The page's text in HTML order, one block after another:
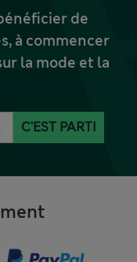
de
à commencer
la mode et la
C'EST PARTI